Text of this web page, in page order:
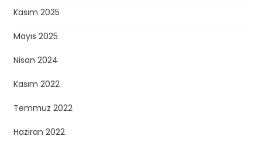
Kasım 2025
Mayıs 2025
Nisan 2024
Kasım 2022
Temmuz 2022
Haziran 2022